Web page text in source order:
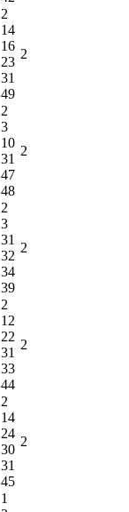
2
14
16
23
31
49
2
2
3
10
31
47
48
2
2
3
31
32
34
39
2
2
12
22
31
33
44
2
2
14
24
30
31
45
2
1